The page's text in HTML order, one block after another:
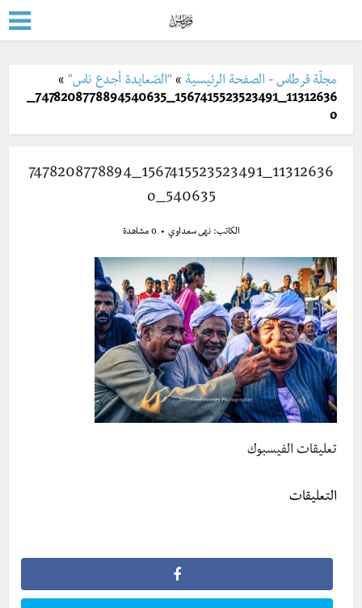
مجلّة قرطاس - الصفحة الرئيسية » “الصّعايدة أجدع ناس” »
11312636_1567415523523491_7478208778894540635_
o
11312636_1567415523523491_7478208778894
540635_o
الكاتب:نهى سعداوي 0 مشاهدة
تعليقات الفيسبوك
التعليقات